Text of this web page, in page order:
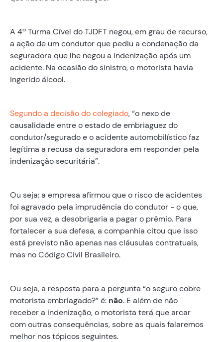
A 4ª Turma Cível do TJDFT negou, em grau de recurso,
a ação de um condutor que pediu a condenação da
seguradora que lhe negou a indenização após um
acidente. Na ocasião do sinistro, o motorista havia
ingerido álcool.
Segundo a decisão do colegiado, “o nexo de
causalidade entre o estado de embriaguez do
condutor/segurado e o acidente automobilístico faz
legítima a recusa da seguradora em responder pela
indenização securitária”.
Ou seja: a empresa afirmou que o risco de acidentes
foi agravado pela imprudência do condutor - o que,
por sua vez, a desobrigaria a pagar o prêmio. Para
fortalecer a sua defesa, a companhia citou que isso
está previsto não apenas nas cláusulas contratuais,
mas no Código Civil Brasileiro.
Ou seja, a resposta para a pergunta “o seguro cobre
motorista embriagado?” é: não. E além de não
receber a indenização, o motorista terá que arcar
com outras consequências, sobre as quais falaremos
melhor nos tópicos seguintes.